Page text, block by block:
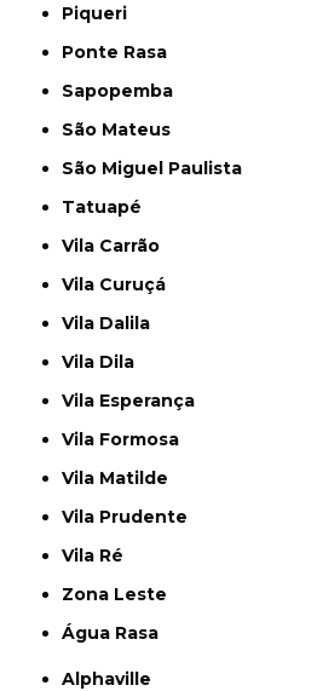
Piqueri
Ponte Rasa
Sapopemba
São Mateus
São Miguel Paulista
Tatuapé
Vila Carrão
Vila Curuçá
Vila Dalila
Vila Dila
Vila Esperança
Vila Formosa
Vila Matilde
Vila Prudente
Vila Ré
Zona Leste
Água Rasa
Alphaville